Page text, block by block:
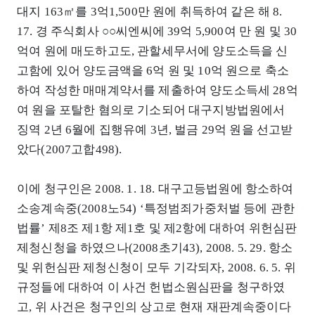
대지 163㎡를 3억1,500만 원에 취득하여 같은 해 8.
17. 경 주식회사 ○○씨엔씨에 39억 5,900여 만 원 및 30
억여 원에 매도하고도, 관할세무서에 양도소득을 신
고함에 있어 양도금액을 6억 원 및 10억 원으로 축소
하여 작성한 매매계약서를 제출하여 양도소득세 28억
여 원을 포탈한 혐의로 기소되어 대구지방법원에서
징역 2년 6월에 집행유예 3년, 벌금 29억 원을 선고받
았다(2007고합498).
이에 청구인은 2008. 1. 18. 대구고등법원에 항소하여
소송계속중(2008노54) ‘특정범죄가중처벌 등에 관한
법률’ 제8조 제1항 제1호 및 제2항에 대하여 위헌심판
제청신청을 하였으나(2008초기43), 2008. 5. 29. 항소
및 위헌심판 제청신청이 모두 기각되자, 2008. 6. 5. 위
규정들에 대하여 이 사건 헌법소원심판을 청구하였
고, 위 사건은 청구인의 상고로 현재 재판계속중이다